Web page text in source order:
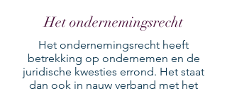
Het ondernemingsrecht
Het ondernemingsrecht heeft
betrekking op ondernemen en de
juridische kwesties errond. Het staat
dan ook in nauw verband met het